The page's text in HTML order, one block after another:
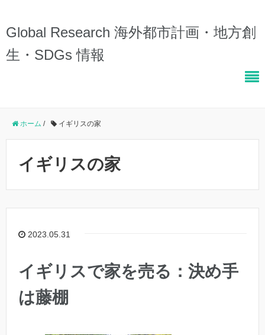
Global Research 海外都市計画・地方創
生・SDGs 情報
ホーム / イギリスの家
イギリスの家
2023.05.31
イギリスで家を売る：決め手
は藤棚